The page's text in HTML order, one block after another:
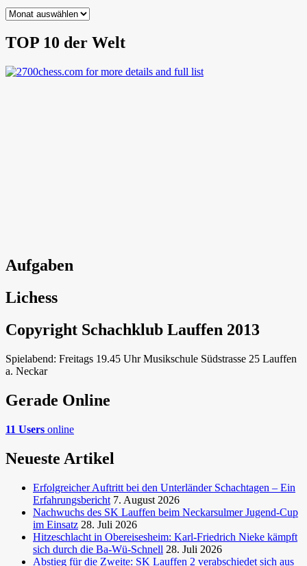
Archiv
TOP 10 der Welt
Aufgaben
Lichess
Copyright Schachklub Lauffen 2013
Spielabend: Freitags 19.45 Uhr Musikschule Südstrasse 25 Lauffen
a. Neckar
Gerade Online
11 Users online
Neueste Artikel
Erfolgreicher Auftritt bei den Unterländer Schachtagen – Ein
Erfahrungsbericht 7. August 2026
Nachwuchs des SK Lauffen beim Neckarsulmer Jugend-Cup
im Einsatz 28. Juli 2026
Hitzeschlacht in Obereisesheim: Karl-Friedrich Nieke kämpft
sich durch die Ba-Wü-Schnell 28. Juli 2026
Abstieg für die Zweite: SK Lauffen 2 verabschiedet sich aus